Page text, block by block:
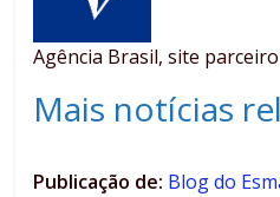
Agência Brasil, site
Mais notícias
Publicação de: Blog do